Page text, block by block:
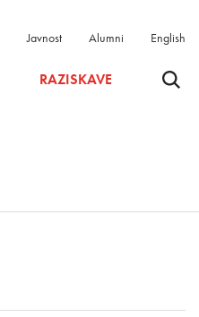
Javnost Alumni English
RAZISKAVE Odpri